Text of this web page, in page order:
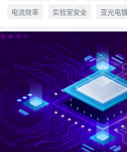
电流效率
实验室安全 亚光电